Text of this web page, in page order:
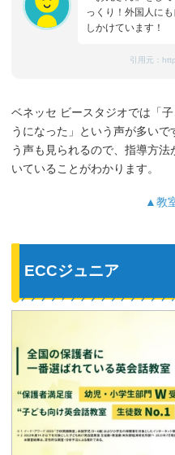
っくり！外国人に
しかけています！
引用元：
ベネッセ ビースタジオでは「
うになった」という声が多い
う声も見られるので、指導方
いていることがわかります。
▲教
ECCジュニア